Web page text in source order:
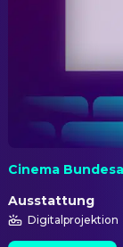
Cinema
Ausstattung
Digitalprojektion